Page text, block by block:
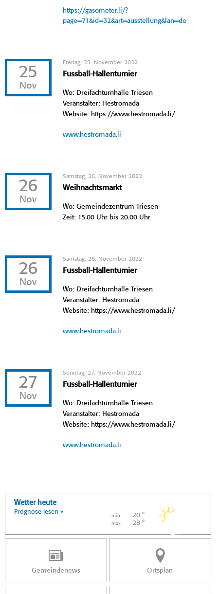
https://gasometer.li/?
page=71&id=32&art=ausstellung&lan=de
25
Nov
Freitag, 25. November 2022
Fussball-Hallenturnier
Wo: Dreifachturnhalle Triesen
Veranstalter: Hestromada
Website: https://www.hestromada.li/
www.hestromada.li
26
Nov
Samstag, 26. November 2022
Weihnachtsmarkt
Wo: Gemeindezentrum Triesen
Zeit: 15.00 Uhr bis 20.00 Uhr
26
Nov
Samstag, 26. November 2022
Fussball-Hallenturnier
Wo: Dreifachturnhalle Triesen
Veranstalter: Hestromada
Website: https://www.hestromada.li/
www.hestromada.li
27
Nov
Sonntag, 27. November 2022
Fussball-Hallenturnier
Wo: Dreifachturnhalle Triesen
Veranstalter: Hestromada
Website: https://www.hestromada.li/
www.hestromada.li
Wetter heute
Prognose lesen »
min 20 °
max 28 °
Gemeindenews Ortsplan